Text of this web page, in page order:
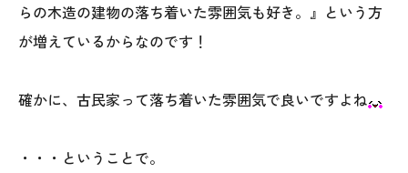
採用情報
らの木造の建物の落ち着いた雰囲気も好き。』という方
が増えているからなのです！
確かに、古民家って落ち着いた雰囲気で良いですよね
・・・ということで。